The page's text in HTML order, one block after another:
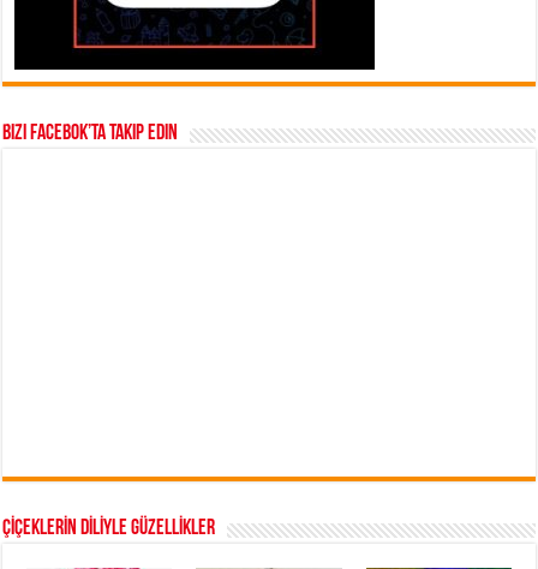
Bizi Facebok’ta takip edin
ÇİÇEKLERİN DİLİYLE GÜZELLİKLER